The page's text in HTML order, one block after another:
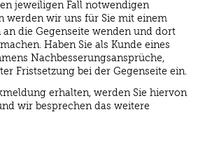
jeweiligen Fall notwendigen
werden wir uns für Sie mit einem
die Gegenseite wenden und dort
Haben Sie als Kunde eines
Nachbesserungsansprüche,
Fristsetzung bei der Gegenseite ein.
erhalten, werden Sie hiervon
wir besprechen das weitere